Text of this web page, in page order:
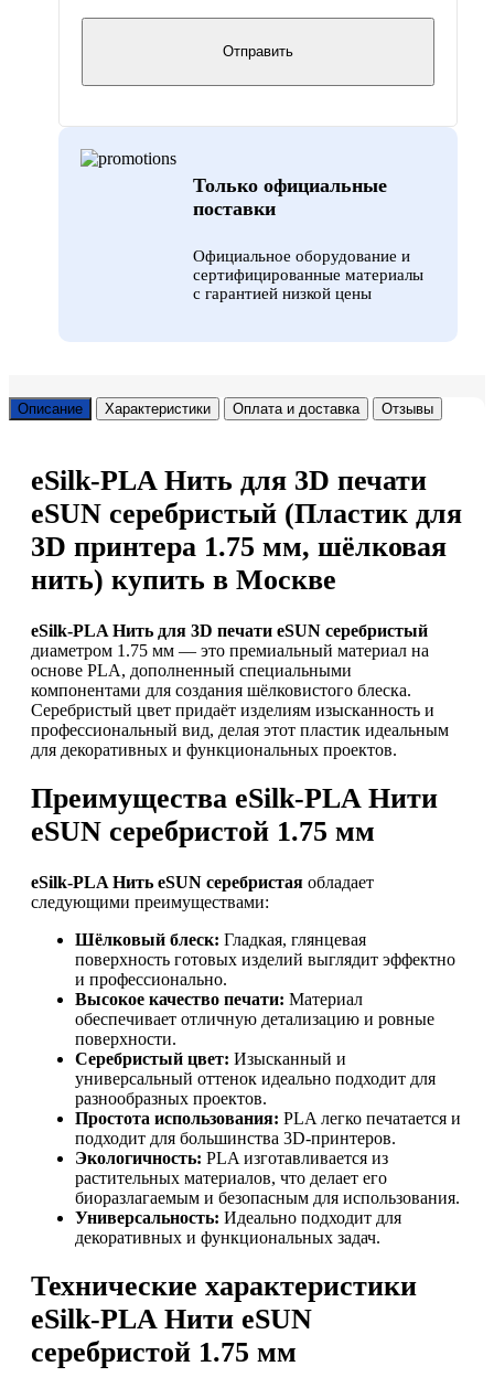
Только официальные
поставки
Официальное оборудование и
сертифицированные материалы
с гарантией низкой цены
Описание Характеристики Оплата и доставка Отзывы
eSilk-PLA Нить для 3D печати
eSUN серебристый (Пластик для
3D принтера 1.75 мм, шёлковая
нить) купить в Москве
eSilk-PLA Нить для 3D печати eSUN серебристый
диаметром 1.75 мм — это премиальный материал на
основе PLA, дополненный специальными
компонентами для создания шёлковистого блеска.
Серебристый цвет придаёт изделиям изысканность и
профессиональный вид, делая этот пластик идеальным
для декоративных и функциональных проектов.
Преимущества eSilk-PLA Нити
eSUN серебристой 1.75 мм
eSilk-PLA Нить eSUN серебристая обладает
следующими преимуществами:
Шёлковый блеск: Гладкая, глянцевая
поверхность готовых изделий выглядит эффектно
и профессионально.
Высокое качество печати: Материал
обеспечивает отличную детализацию и ровные
поверхности.
Серебристый цвет: Изысканный и
универсальный оттенок идеально подходит для
разнообразных проектов.
Простота использования: PLA легко печатается и
подходит для большинства 3D-принтеров.
Экологичность: PLA изготавливается из
растительных материалов, что делает его
биоразлагаемым и безопасным для использования.
Универсальность: Идеально подходит для
декоративных и функциональных задач.
Технические характеристики
eSilk-PLA Нити eSUN
серебристой 1.75 мм